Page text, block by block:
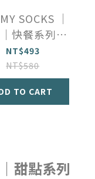
SOCKS ｜
快餐系列｜
門貝爾乳酪
NT$493
NT$580
TO CART
甜點系列